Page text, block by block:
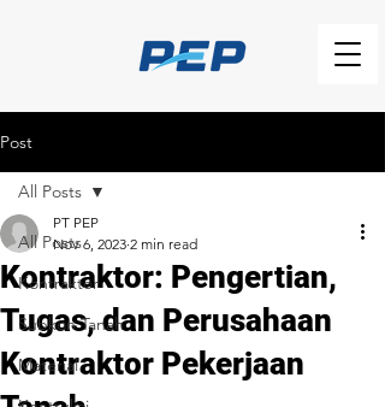
Post
All Posts
Kontraktor
Subkon Tanah
Material
All Posts
Kontraktor: Pengertian,
Tugas, dan Perusahaan
Kontraktor Pekerjaan
PT PEP
Nov 6, 2023 2 min read